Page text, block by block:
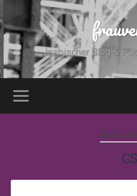
lesbischer Blog &